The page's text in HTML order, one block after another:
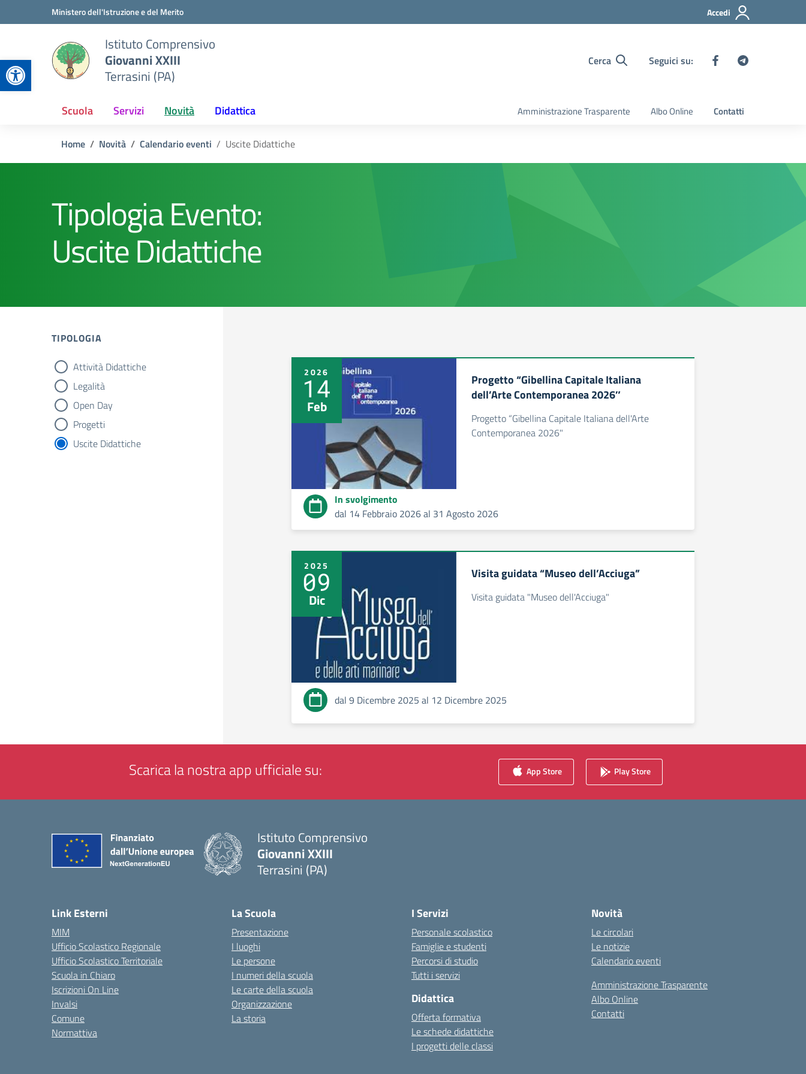
Apri la barra degli strumenti
Vai ai contenuti
Vai al menu di navigazioneMinistero dell'Istruzione e del Merito Accedi
Istituto Comprensivo
Giovanni XXIII
Terrasini (PA)
Cerca Seguici su:
Scuola Servizi Novità Didattica Amministrazione Trasparente Albo Online Contatti
Home Novità Calendario eventi Uscite Didattiche
Tipologia Evento:
Uscite Didattiche
TIPOLOGIA
tipologia di articoli
Attività Didattiche
Legalità
Open Day
Progetti
Uscite Didattiche
2026
14
Feb
Progetto “Gibellina Capitale Italiana
dell’Arte Contemporanea 2026″
Progetto “Gibellina Capitale Italiana dell'Arte
Contemporanea 2026"
In svolgimento
dal 14 Febbraio 2026 al 31 Agosto 2026
2025
09
Dic
Visita guidata “Museo dell’Acciuga”
Visita guidata "Museo dell'Acciuga"
dal 9 Dicembre 2025 al 12 Dicembre 2025
Scarica la nostra app ufficiale su: App Store Play Store
Istituto Comprensivo
Giovanni XXIII
Terrasini (PA)
Link Esterni
MIM
Ufficio Scolastico Regionale
Ufficio Scolastico Territoriale
Scuola in Chiaro
Iscrizioni On Line
Invalsi
Comune
Normattiva
La Scuola
Presentazione
I luoghi
Le persone
I numeri della scuola
Le carte della scuola
Organizzazione
La storia
I Servizi
Personale scolastico
Famiglie e studenti
Percorsi di studio
Tutti i servizi
Didattica
Offerta formativa
Le schede didattiche
I progetti delle classi
Novità
Le circolari
Le notizie
Calendario eventi
Amministrazione Trasparente
Albo Online
Contatti